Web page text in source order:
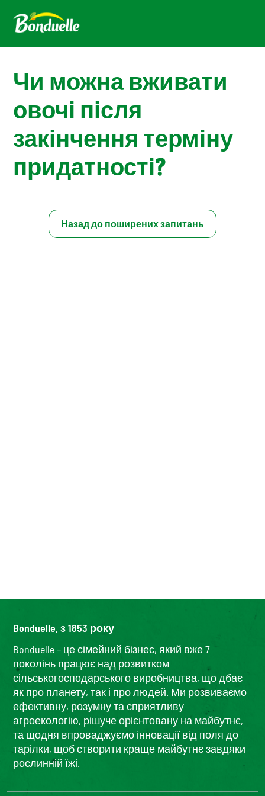
Чи можна вживати
овочі після
закінчення терміну
придатності?
Назад до поширених запитань
Bonduelle, з 1853 року
Bonduelle – це сімейний бізнес, який вже 7
поколінь працює над розвитком
сільськогосподарського виробництва, що дбає
як про планету, так і про людей. Ми розвиваємо
ефективну, розумну та сприятливу
агроекологію, рішуче орієнтовану на майбутнє,
та щодня впроваджуємо інновації від поля до
тарілки, щоб створити краще майбутнє завдяки
рослинній їжі.